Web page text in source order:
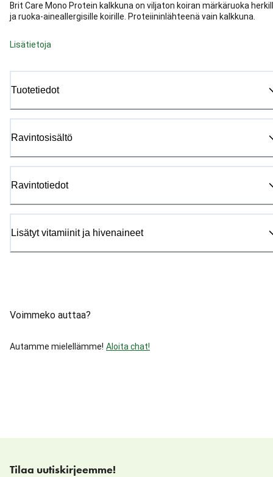
Brit Care Mono Protein kalkkuna on viljaton koiran märkäruoka
ja ruoka-aineallergisille koirille. Proteiininlähteenä vain kalkkuna.
Lisätietoja
Tuotetiedot
Ravintosisältö
Ravintotiedot
Lisätyt vitamiinit ja hivenaineet
Voimmeko auttaa?
Autamme mielellämme! Aloita chat!
Tilaa uutiskirjeemme!